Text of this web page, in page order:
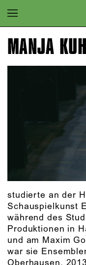
Zur
Zum
MANJA
studierte an der
Schauspielkunst
während des
Produktionen in
und am Maxim
war sie